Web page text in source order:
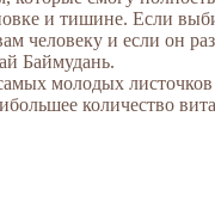
и тишине. Если
человеку и если он
Баймудань.
молодых
количество